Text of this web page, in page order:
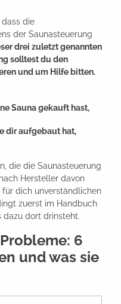
dass die
der Saunasteuerung
drei zuletzt genannten
solltest du den
und um Hilfe bitten.
Sauna gekauft hast,
dir aufgebaut hat,
die die Saunasteuerung
Hersteller davon
dich unverständlichen
zuerst im Handbuch
dazu dort drinsteht.
6
und was sie